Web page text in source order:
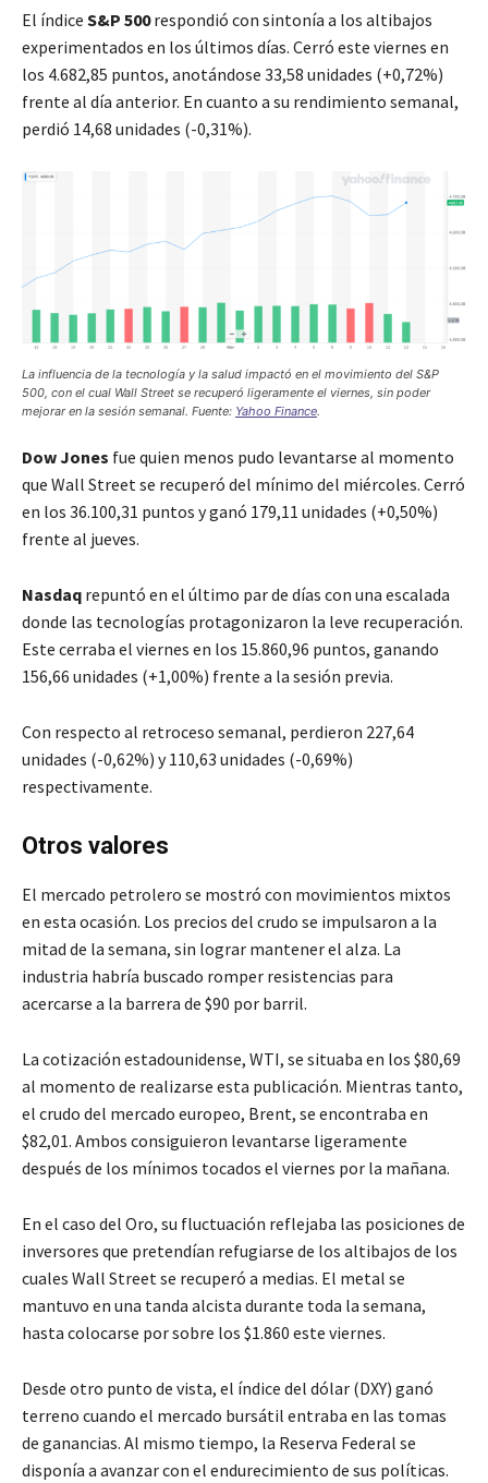
El índice S&P 500respondió con sintonía a los altibajos
experimentados en los últimos días. Cerró este viernes en
los 4.682,85 puntos, anotándose 33,58 unidades (+0,72%)
frente al día anterior. En cuanto a su rendimiento semanal,
perdió 14,68 unidades (-0,31%).
La influencia de la tecnología y la salud impactó en el movimiento del S&P
500, con el cual Wall Street se recuperó ligeramente el viernes, sin poder
mejorar en la sesión semanal. Fuente: Yahoo Finance.
Dow Jones fue quien menos pudo levantarse al momento
que Wall Street se recuperó del mínimo del miércoles. Cerró
en los 36.100,31 puntos y ganó 179,11 unidades (+0,50%)
frente al jueves.
Nasdaq repuntó en el último par de días con una escalada
donde las tecnologías protagonizaron la leve recuperación.
Este cerraba el viernes en los 15.860,96 puntos, ganando
156,66 unidades (+1,00%) frente a la sesión previa.
Con respecto al retroceso semanal, perdieron 227,64
unidades (-0,62%) y 110,63 unidades (-0,69%)
respectivamente.
Otros valores
El mercado petrolero se mostró con movimientos mixtos
en esta ocasión. Los precios del crudo se impulsaron a la
mitad de la semana, sin lograr mantener el alza. La
industria habría buscado romper resistencias para
acercarse a la barrera de $90 por barril.
La cotización estadounidense, WTI, se situaba en los $80,69
al momento de realizarse esta publicación. Mientras tanto,
el crudo del mercado europeo, Brent, se encontraba en
$82,01. Ambos consiguieron levantarse ligeramente
después de los mínimos tocados el viernes por la mañana.
En el caso del Oro, su fluctuación reflejaba las posiciones de
inversores que pretendían refugiarse de los altibajos de los
cuales Wall Street se recuperó a medias. El metal se
mantuvo en una tanda alcista durante toda la semana,
hasta colocarse por sobre los $1.860 este viernes.
Desde otro punto de vista, el índice del dólar (DXY) ganó
terreno cuando el mercado bursátil entraba en las tomas
de ganancias. Al mismo tiempo, la Reserva Federal se
disponía a avanzar con el endurecimiento de sus políticas.